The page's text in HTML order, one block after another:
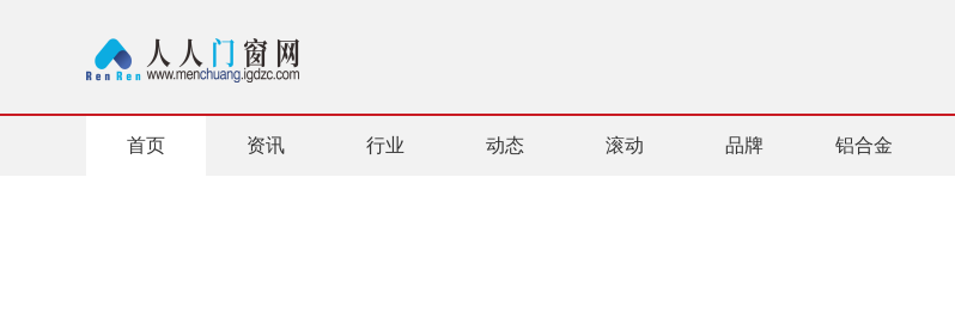
首页 资讯 行业 动态 滚动 品牌 铝合金